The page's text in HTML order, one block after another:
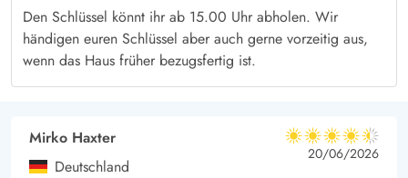
bewältigen und mit dem Fahrrad bist sogar schon in ein Paar
Minuten dort.
DerStrandund die weltgrößte Sandkiste sind nur 850 m vom
Haus und du erreichst sie schnell auf einem kleinen
Den Schlüssel könnt ihr ab 15.00 Uhr abholen. Wir
händigen euren Schlüssel aber auch gerne vorzeitig aus,
wenn das Haus früher bezugsfertig ist.
Mirko Haxter
Deutschland
4.5 von 5
4.5 von 5
4.5 out of 5
20/06/2026